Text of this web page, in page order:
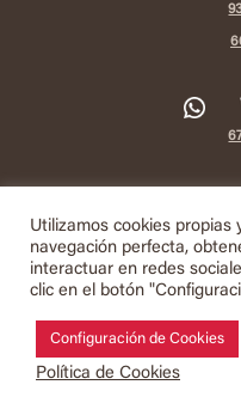
2
Utilizamos cookies propias
navegación perfecta,
interactuar en redes
clic en el botón
Configuración de Cookies
Política de Cookies